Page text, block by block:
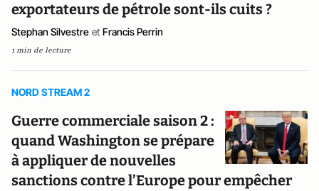
exportateurs de pétrole sont-ils cuits ?
Stephan Silvestre et Francis Perrin
1 min de lecture
NORD STREAM 2
Guerre commerciale saison 2 :
quand Washington se prépare
à appliquer de nouvelles
sanctions contre l’Europe pour empêcher